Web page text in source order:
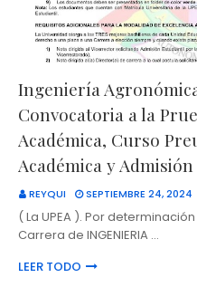
Ingeniería
Convocatoria a la
Académica, Curso
Académica y Admisión
REYQUI SEPTIEMBRE 24, 2024
( La UPEA ). Por
Carrera de INGENIERIA …
LEER TODO